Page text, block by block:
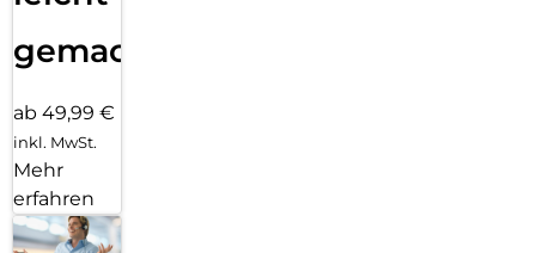
gemacht!
ab 49,99 €
inkl. MwSt.
Mehr
erfahren